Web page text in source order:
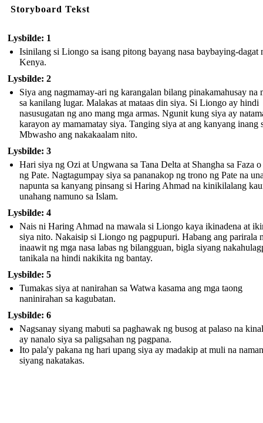
Storyboard Tekst
Lysbilde: 1
Isinilang si Liongo sa isang pitong bayang nasa baybaying-dagat
Kenya.
Lysbilde: 2
Siya ang nagmamay-ari ng karangalan bilang pinakamahusay na
sa kanilang lugar. Malakas at mataas din siya. Si Liongo ay hindi
nasusugatan ng ano mang mga armas. Ngunit kung siya ay
karayon ay mamamatay siya . Tanging siya at ang kanyang inang
Mbwasho ang nakakaalam nito.
Lysbilde: 3
Hari siya ng Ozi at Ungwana sa Tana Delta at Shangha sa Faza
ng Pate. Nagtagumpay siya sa pananakop ng trono ng Pate na
napunta sa kanyang pinsang si Haring Ahmad na kinikilalang
unahang namuno sa Islam.
Lysbilde: 4
Nais ni Haring Ahmad na mawala si Liongo kaya ikinadena at
siya nito. Nakaisip si Liongo ng pagpupuri. Habang ang parirala
inaawit ng mga nasa labas ng bilangguan, bigla siyang
tanikala na hindi nakikita ng bantay.
Lysbilde: 5
Tumakas siya at nanirahan sa Watwa kasama ang mga taong
naninirahan sa kagubatan.
Lysbilde: 6
Nagsanay siyang mabuti sa paghawak ng busog at palaso na
ay nanalo siya sa paligsahan ng pagpana.
Ito pala'y pakana ng hari upang siya ay madakip at muli na naman
siyang nakatakas.